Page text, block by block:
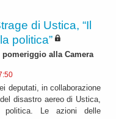
di Ustica, “Il
politica”
alla Camera
deputati, in collaborazione
disastro aereo di Ustica,
politica. Le azioni delle